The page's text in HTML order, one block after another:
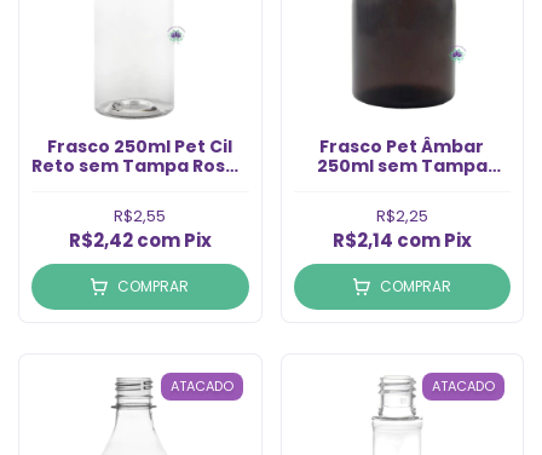
Frasco 250ml Pet Cil
Reto sem Tampa Rosca
R$2,55
R$2,42com Pix
COMPRAR
Frasco Pet Âmbar
250ml sem Tampa
R$2,25
R$2,14 com Pix
COMPRAR
ATACADO ATACADO